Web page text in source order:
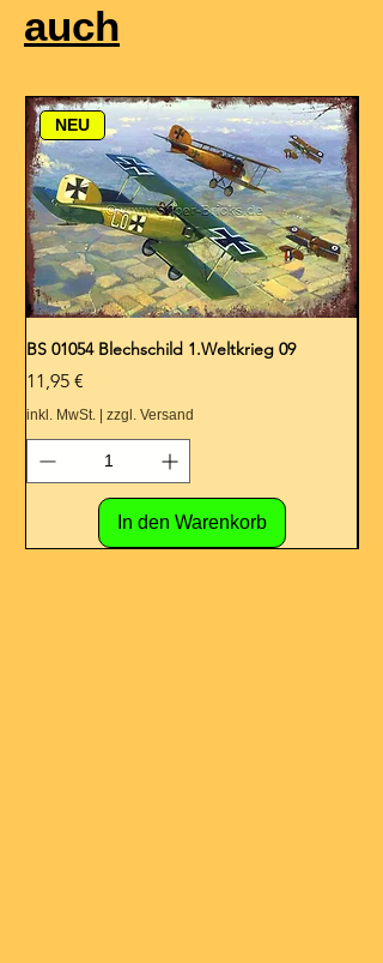
auch
NEU
BS 01054 Blechschild 1.Weltkrieg 09
Preis
11,95 €
inkl. MwSt. zzgl. Versand
In den Warenkorb